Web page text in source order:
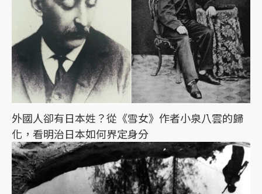
外國人卻有日本姓？從《雪女》作者小泉八雲的歸
化，看明治日本如何界定身分